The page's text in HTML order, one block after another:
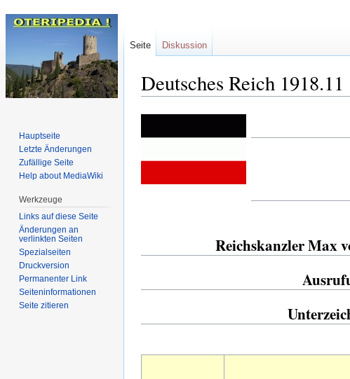
Deutsches Reich 1918.11
Navigation
Suche
Reichskanzler Max
Seite Diskussion
Hauptseite
Letzte Änderungen
Zufällige Seite
Help about MediaWiki
Werkzeuge
Links auf diese Seite
Änderungen an
verlinkten Seiten
Spezialseiten
Druckversion
Permanenter Link
Seiten­informationen
Seite zitieren